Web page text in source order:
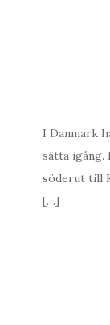
I Danmark
sätta igång.
söderut till
[…]